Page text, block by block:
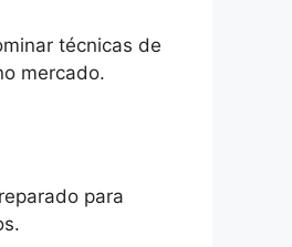
técnicas de
mercado.
para